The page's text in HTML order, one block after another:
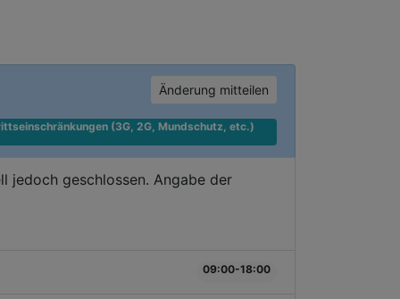
Änderung mitteilen
(3G, 2G, Mundschutz, etc.)
jedoch geschlossen. Angabe der
09:00-18:00